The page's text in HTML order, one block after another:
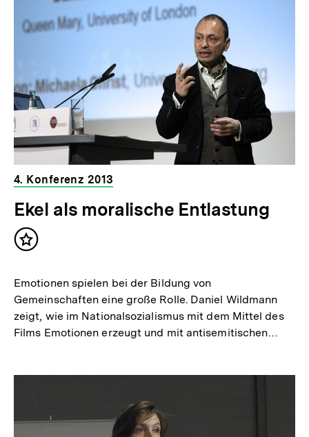
4. Konferenz 2013
Ekel als moralische Entlastung
Inhalt
Emotionen spielen bei der Bildung von
Gemeinschaften eine große Rolle. Daniel Wildmann
zeigt, wie im Nationalsozialismus mit dem Mittel des
Films Emotionen erzeugt und mit antisemitischen…